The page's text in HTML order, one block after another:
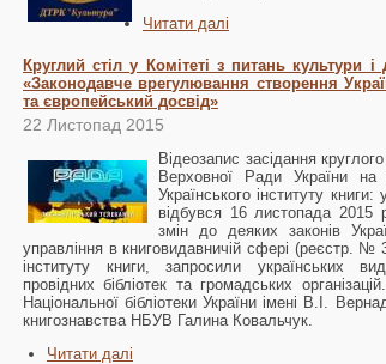
Читати далі
Круглий стіл у Комітеті з питань культури
«Законодавче врегулювання створення
та європейський досвід»
22 Листопад 2015
Відеозапис засідання
Верховної Ради України на
Українського інституту
відбувся 16 листопада 2015
змін до деяких законів
управління в книговидавничій сфері (реєстр. №
інституту книги, запросили українських
провідних бібліотек та громадських
Національної бібліотеки України імені В.І.
книгознавства НБУВ Галина Ковальчук.
Читати далі